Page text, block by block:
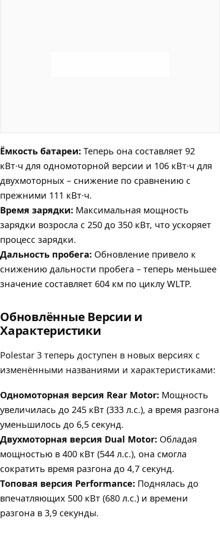
Ёмкость батареи: Теперь она составляет 92
кВт·ч для одномоторной версии и 106 кВт·ч для
двухмоторных – снижение по сравнению с
прежними 111 кВт·ч.
Время зарядки: Максимальная мощность
зарядки возросла с 250 до 350 кВт, что ускоряет
процесс зарядки.
Дальность пробега: Обновление привело к
снижению дальности пробега – теперь меньшее
значение составляет 604 км по циклу WLTP.
Обновлённые Версии и
Характеристики
Polestar 3 теперь доступен в новых версиях с
изменёнными названиями и характеристиками:
Одномоторная версия Rear Motor: Мощность
увеличилась до 245 кВт (333 л.с.), а время разгона
уменьшилось до 6,5 секунд.
Двухмоторная версия Dual Motor: Обладая
мощностью в 400 кВт (544 л.с.), она смогла
сократить время разгона до 4,7 секунд.
Tоповая версия Performance: Поднялась до
впечатляющих 500 кВт (680 л.с.) и времени
разгона в 3,9 секунды.